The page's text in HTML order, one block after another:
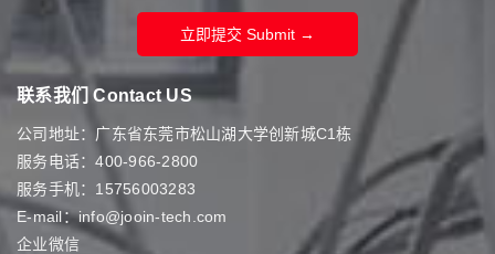
立即提交 Submit →
联系我们 Contact US
公司地址：广东省东莞市松山湖大学创新城C1栋
服务电话：400-966-2800
服务手机：15756003283
E-mail：info@jooin-tech.com
企业微信